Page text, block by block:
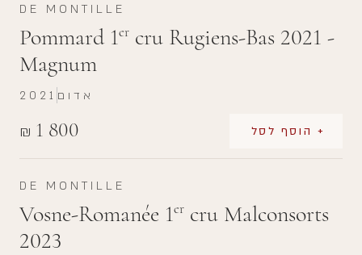
DE MONTILLE
Pommard 1er cru Rugiens-Bas 2021 -
Magnum
₪ 1 800 + הוסף לסל
2021 אדום
DE MONTILLE
Vosne-Romanée 1er cru Malconsorts
2023